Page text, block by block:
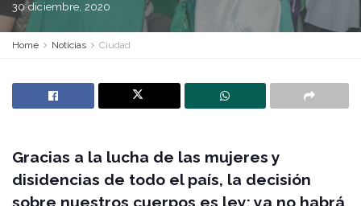
30 diciembre, 2020
Home Noticias Ciudad
Gracias a la lucha de las mujeres y
disidencias de todo el país, la decisión
sobre nuestros cuerpos es ley: ya no habrá